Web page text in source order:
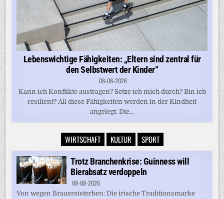
Lebenswichtige Fähigkeiten: „Eltern sind zentral für
den Selbstwert der Kinder“
08-08-2026
Kann ich Konflikte austragen? Setze ich mich durch? Bin ich
resilient? All diese Fähigkeiten werden in der Kindheit
angelegt. Die...
WIRTSCHAFT KULTUR SPORT
Trotz Branchenkrise: Guinness will
Bierabsatz verdoppeln
08-08-2026
Von wegen Brauereisterben: Die irische Traditionsmarke